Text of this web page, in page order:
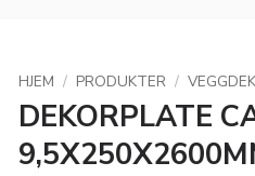
HJEM / PRODUKTER /
DEKORPLATE